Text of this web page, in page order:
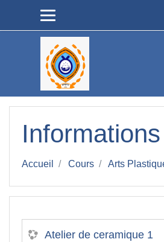
Accueil Cours Arts
Atelier de ceramique 1